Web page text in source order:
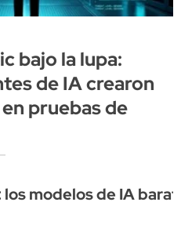
bajo la lupa:
de IA crearon
pruebas de
los modelos de IA